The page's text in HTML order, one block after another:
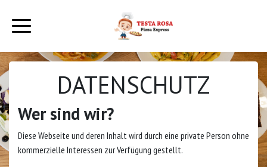
DATENSCHUTZ
Wer sind wir?
Diese Webseite und deren Inhalt wird durch eine private Person ohne
kommerzielle Interessen zur Verfügung gestellt.